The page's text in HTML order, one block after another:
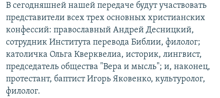
В сегодняшней нашей передаче будут участвовать
представители всех трех основных христианских
конфессий: православный Андрей Десницкий,
сотрудник Института перевода Библии, филолог;
католичка Ольга Кверквелиа, историк, лингвист,
председатель общества "Вера и мысль"; и, наконец,
протестант, баптист Игорь Яковенко, культуролог,
филолог.